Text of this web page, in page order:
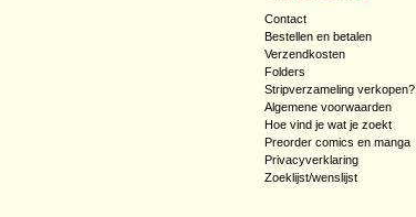
Contact
Bestellen en betalen
Verzendkosten
Folders
Stripverzameling verkopen?
Algemene voorwaarden
Hoe vind je wat je zoekt
Preorder comics en manga
Privacyverklaring
Zoeklijst/wenslijst